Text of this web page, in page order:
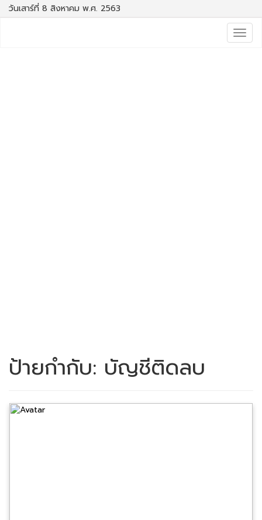
วันเสาร์ที่ 8 สิงหาคม พ.ศ. 2563
ป้ายกำกับ: บัญชีติดลบ